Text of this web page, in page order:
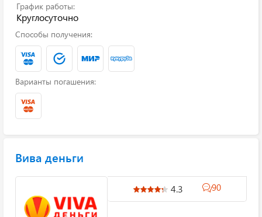
График работы:
Круглосуточно
Способы получения:
Варианты погашения:
Вива деньги
4.3 90